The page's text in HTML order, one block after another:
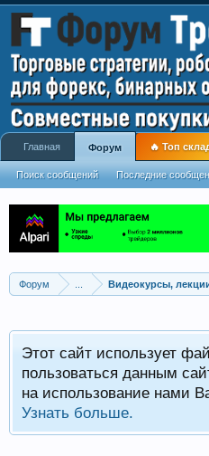
Форум Видеокурсы,
Этот сайт использует
пользоваться данным
на использование нами
Узнать больше.
Главная Форум
Поиск сообщений Последние
🔥 Топ